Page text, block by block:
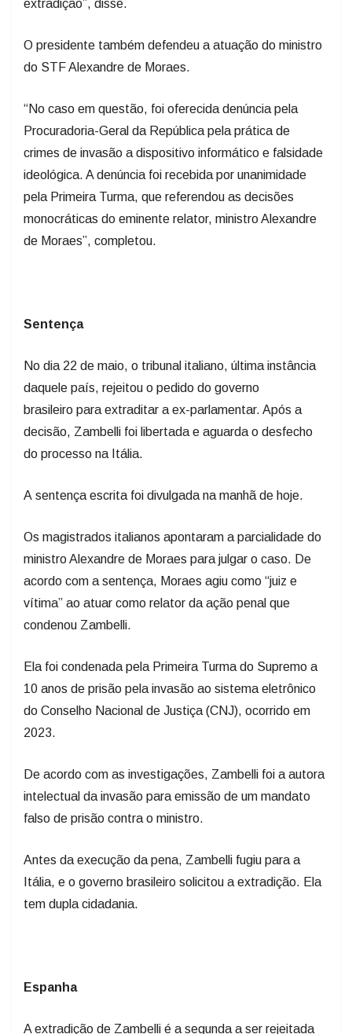
extradição”, disse.
O presidente também defendeu a atuação do ministro
do STF Alexandre de Moraes.
“No caso em questão, foi oferecida denúncia pela
Procuradoria-Geral da República pela prática de
crimes de invasão a dispositivo informático e falsidade
ideológica. A denúncia foi recebida por unanimidade
pela Primeira Turma, que referendou as decisões
monocráticas do eminente relator, ministro Alexandre
de Moraes”, completou.
Sentença
No dia 22 de maio, o tribunal italiano, última instância
daquele país, rejeitou o pedido do governo
brasileiro para extraditar a ex-parlamentar. Após a
decisão, Zambelli foi libertada e aguarda o desfecho
do processo na Itália.
A sentença escrita foi divulgada na manhã de hoje.
Os magistrados italianos apontaram a parcialidade do
ministro Alexandre de Moraes para julgar o caso. De
acordo com a sentença, Moraes agiu como “juiz e
vítima” ao atuar como relator da ação penal que
condenou Zambelli.
Ela foi condenada pela Primeira Turma do Supremo a
10 anos de prisão pela invasão ao sistema eletrônico
do Conselho Nacional de Justiça (CNJ), ocorrido em
2023.
De acordo com as investigações, Zambelli foi a autora
intelectual da invasão para emissão de um mandato
falso de prisão contra o ministro.
Antes da execução da pena, Zambelli fugiu para a
Itália, e o governo brasileiro solicitou a extradição. Ela
tem dupla cidadania.
Espanha
A extradição de Zambelli é a segunda a ser rejeitada